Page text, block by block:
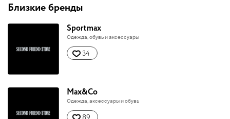
Близкие бренды
Sportmax
Одежда, обувь и аксессуары
34
Max&Co
Одежда, аксессуары и обувь
89